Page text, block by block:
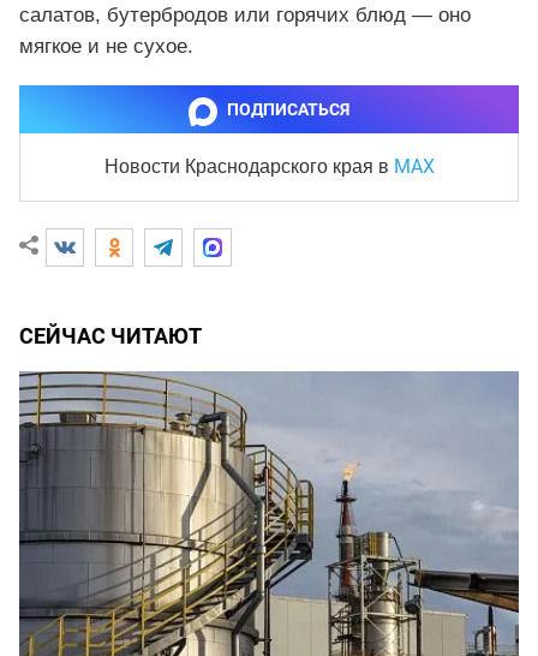
салатов, бутербродов или горячих блюд — оно
мягкое и не сухое.
ПОДПИСАТЬСЯ
Новости Краснодарского края в MAX
СЕЙЧАС ЧИТАЮТ